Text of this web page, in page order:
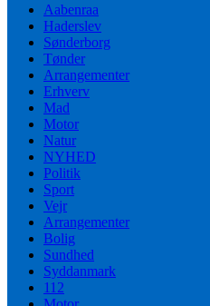
Aabenraa
Haderslev
Sønderborg
Tønder
Arrangementer
Erhverv
Mad
Motor
Natur
NYHED
Politik
Sport
Vejr
Arrangementer
Bolig
Sundhed
Syddanmark
112